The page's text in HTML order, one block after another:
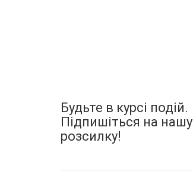
Будьте в курсі подій.
Підпишіться на нашу
розсилку!